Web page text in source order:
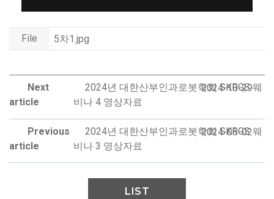
File 5차1.jpg
Next
article
2024년 대한산부인과로봇학회 SKRGS 웨
비나 4 영상자료
2024-10-29
Previous
article
2024년 대한산부인과로봇학회 SKRGS 웨
비나 3 영상자료
2024-06-02
LIST